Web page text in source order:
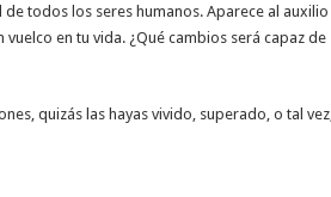
todos los seres humanos. Aparece al auxilio
en tu vida. ¿Qué cambios será capaz de
quizás las hayas vivido, superado, o tal vez,